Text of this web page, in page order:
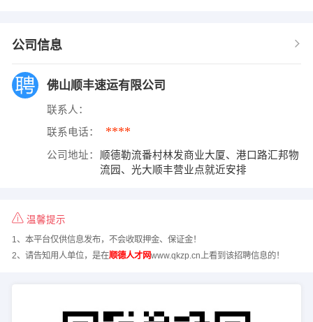
公司信息
佛山顺丰速运有限公司
联系人：
联系电话： ****
公司地址：
顺德勒流番村林发商业大厦、港口路汇邦物
流园、光大顺丰营业点就近安排
温馨提示
1、本平台仅供信息发布，不会收取押金、保证金！
2、请告知用人单位，是在顺德人才网www.qkzp.cn上看到该招聘信息的！